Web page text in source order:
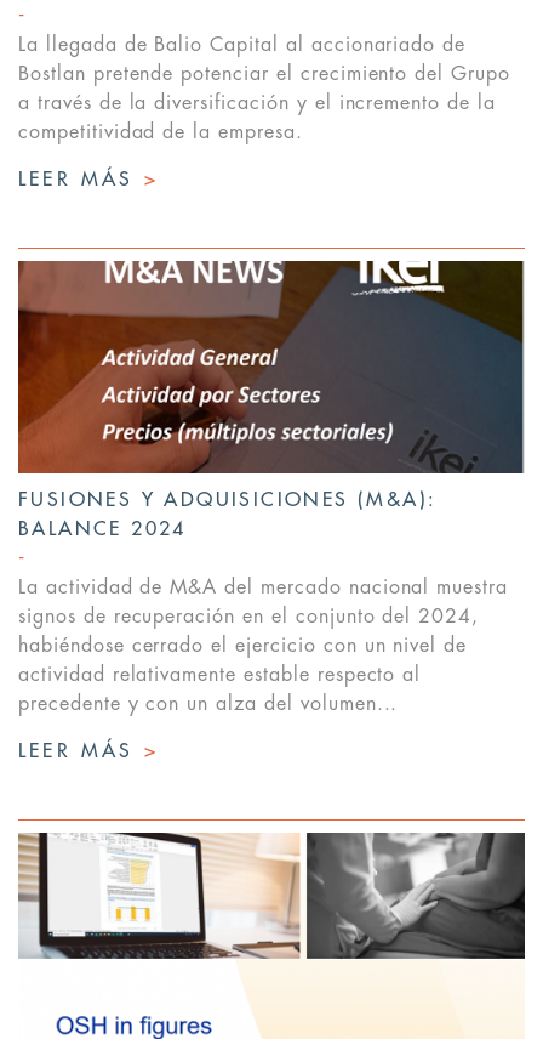
La llegada de Balio Capital al accionariado de
Bostlan pretende potenciar el crecimiento del Grupo
a través de la diversificación y el incremento de la
competitividad de la empresa.
LEER MÁS >
FUSIONES Y ADQUISICIONES (M&A):
BALANCE 2024
La actividad de M&A del mercado nacional muestra
signos de recuperación en el conjunto del 2024,
habiéndose cerrado el ejercicio con un nivel de
actividad relativamente estable respecto al
precedente y con un alza del volumen...
LEER MÁS >